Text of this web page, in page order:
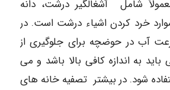
شامل آشغالگیر درشت، دانه
خرد کردن اشیاء درشت است. در
آب در حوضچه برای جلوگیری از
به اندازه کافی بالا باشد و می
شود. در بیشتر تصفیه خانه های